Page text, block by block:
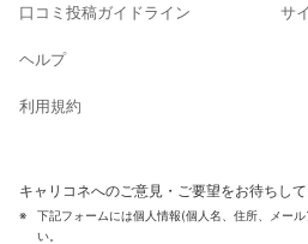
口コミ投稿ガイドライン
ヘルプ
利用規約
サ
キャリコネへのご意見・ご要望をお待ちして
下記フォームには個人情報(個人名、住所、メー
い。